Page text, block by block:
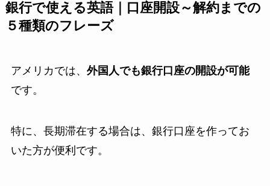
銀行で使える英語｜口座開設～解約までの
５種類のフレーズ
アメリカでは、 外国人でも銀行口座の開設が可能
です。
特に、長期滞在する場合は、銀行口座を作ってお
いた方が便利です。